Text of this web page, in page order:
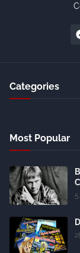
Categories
Most Popular